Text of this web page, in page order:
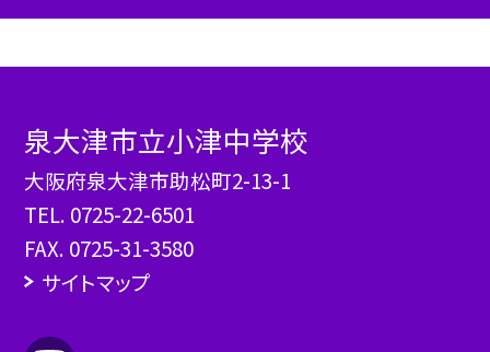
泉大津市立小津中学校
大阪府泉大津市助松町2-13-1
TEL. 0725-22-6501
FAX. 0725-31-3580
サイトマップ